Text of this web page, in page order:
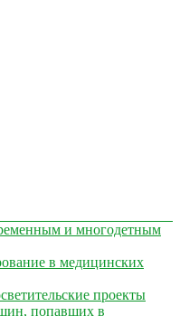
и многодетным
в медицинских
проекты
попавших в